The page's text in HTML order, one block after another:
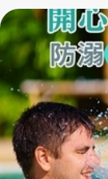
別讓幼童靠近廚房
避免靠近幼兒座位
下熱鍋，造成燙傷
強烈，探索新奇事
注意高樓陽台安全
澡，要先放冷水再
燙傷。瓦斯熱水器
前往人潮眾多的遊
減緩，甚至嚴重影
者常會疼痛難耐，
發肺炎或是呼吸衰
總醫院接受微創
短復原時間。肋骨
任謝志明表示，根
多位，外傷佔絕大
35%，每斷一根肋